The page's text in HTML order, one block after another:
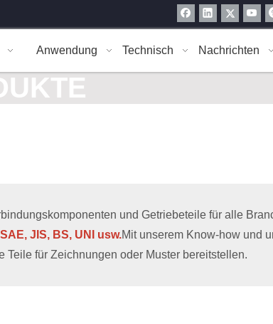
Anwendung Technisch Nachrichten
und Getriebeteile für alle
JIS, BS, UNI usw.Mit unserem Know-how und
Teile für Zeichnungen oder Muster bereitstellen.